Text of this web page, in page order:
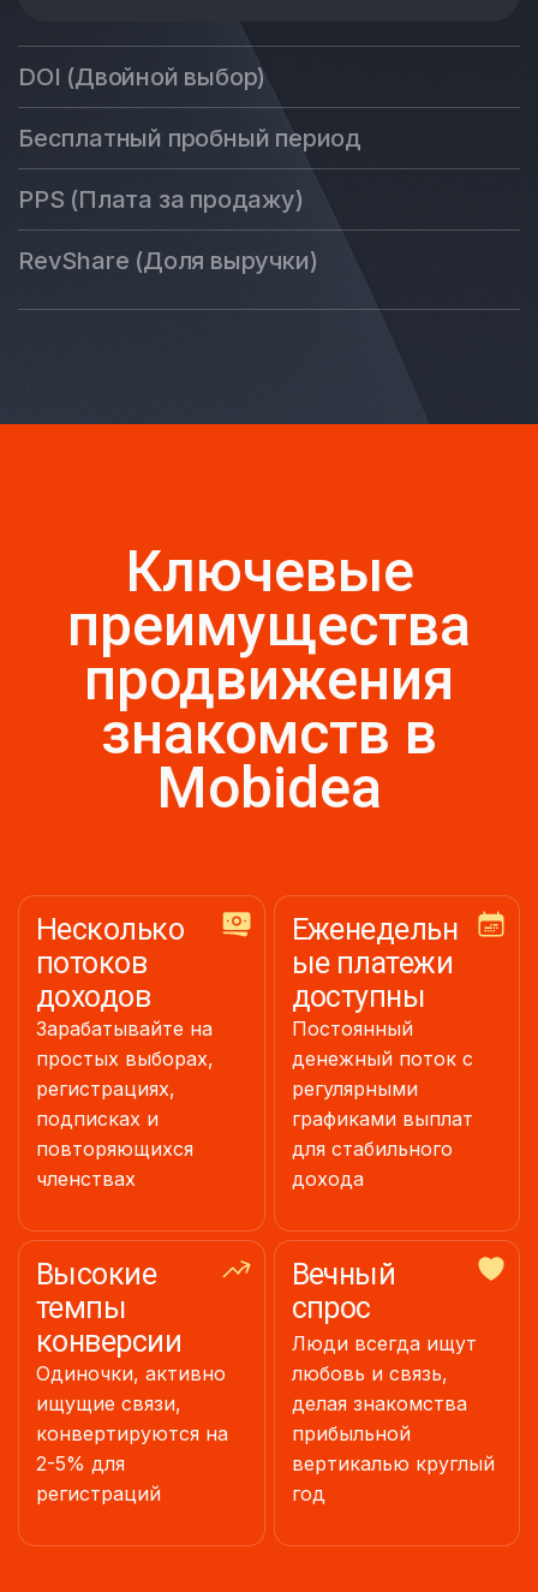
DOI (Двойной выбор)
Бесплатный пробный период
PPS (Плата за продажу)
RevShare (Доля выручки)
Ключевые
преимущества
продвижения
знакомств в
Mobidea
Несколько
потоков
доходов
Зарабатывайте на
простых выборах,
регистрациях,
подписках и
повторяющихся
членствах
Еженедельн
ые платежи
доступны
Постоянный
денежный поток с
регулярными
графиками выплат
для стабильного
дохода
Высокие
темпы
конверсии
Одиночки, активно
ищущие связи,
конвертируются на
2-5% для
регистраций
Вечный
спрос
Люди всегда ищут
любовь и связь,
делая знакомства
прибыльной
вертикалью круглый
год